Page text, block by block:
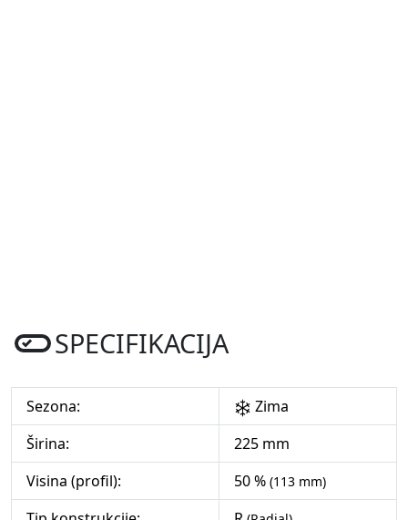
SPECIFIKACIJA
Sezona:
Zima
Širina:
225 mm
Visina (profil):
50 % (113 mm)